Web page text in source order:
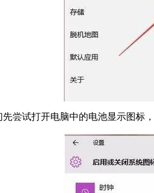
尝试打开电脑中的电池显示图标